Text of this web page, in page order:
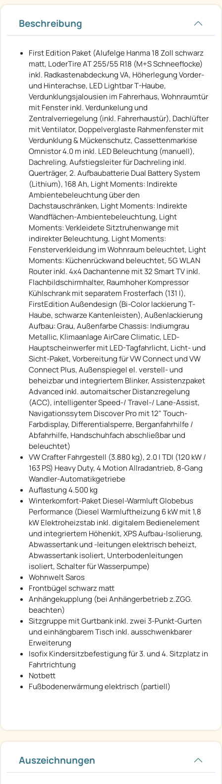
Beschreibung
First Edition Paket (Alufelge Hanma 18 Zoll schwarz
matt, LoderTire AT 255/55 R18 (M+S Schneeflocke)
inkl. Radkastenabdeckung VA, Höherlegung Vorder-
und Hinterachse, LED Lightbar T-Haube,
Verdunklungsjalousien im Fahrerhaus, Wohnraumtür
mit Fenster inkl. Verdunkelung und
Zentralverriegelung (inkl. Fahrerhaustür), Dachlüfter
mit Ventilator, Doppelverglaste Rahmenfenster mit
Verdunklung & Mückenschutz, Cassettenmarkise
Omnistor 4.0 m inkl. LED Beleuchtung (manuell),
Dachreling, Aufstiegsleiter für Dachreling inkl.
Querträger, 2. Aufbaubatterie Dual Battery System
(Lithium), 168 Ah, Light Moments: Indirekte
Ambientebeleuchtung über den
Dachstauschränken, Light Moments: Indirekte
Wandflächen-Ambientebeleuchtung, Light
Moments: Verkleidete Sitztruhenwange mit
indirekter Beleuchtung, Light Moments:
Fensterverkleidung im Wohnraum beleuchtet, Light
Moments: Küchenrückwand beleuchtet, 5G WLAN
Router inkl. 4x4 Dachantenne mit 32 Smart TV inkl.
Flachbildschirmhalter, Raumhoher Kompressor
Kühlschrank mit separatem Frosterfach (131 l),
FirstEdition Außendesign (Bi-Color lackierung T-
Haube, schwarze Kantenleisten), Außenlackierung
Aufbau: Grau, Außenfarbe Chassis: Indiumgrau
Metallic, Klimaanlage AirCare Climatic, LED-
Hauptscheinwerfer mit LED-Tagfahrlicht, Licht- und
Sicht-Paket, Vorbereitung für VW Connect und VW
Connect Plus, Außenspiegel el. verstell- und
beheizbar und integriertem Blinker, Assistenzpaket
Advanced inkl. automaitscher Distanzregelung
(ACC), intelligenter Speed-/ Travel-/ Lane-Assist,
Navigationssytem Discover Pro mit 12" Touch-
Farbdisplay, Differentialsperre, Berganfahrhilfe /
Abfahrhilfe, Handschuhfach abschließbar und
beleuchtet)
VW Crafter Fahrgestell (3.880 kg), 2.0 l TDI (120 kW /
163 PS) Heavy Duty, 4 Motion Allradantrieb, 8-Gang
Wandler-Automatikgetriebe
Auflastung 4.500 kg
Winterkomfort-Paket Diesel-Warmluft Globebus
Performance (Diesel Warmluftheizung 6 kW mit 1,8
kW Elektroheizstab inkl. digitalem Bedienelement
und integriertem Höhenkit, XPS Aufbau-Isolierung,
Abwassertank und -leitungen elektrisch beheizt,
Abwassertank isoliert, Unterbodenleitungen
isoliert, Schalter für Wasserpumpe)
Wohnwelt Saros
Frontbügel schwarz matt
Anhängekupplung (bei Anhängerbetrieb z.ZGG.
beachten)
Sitzgruppe mit Gurtbank inkl. zwei 3-Punkt-Gurten
und einhängbarem Tisch inkl. ausschwenkbarer
Erweiterung
Isofix Kindersitzbefestigung für 3. und 4. Sitzplatz in
Fahrtrichtung
Notbett
Fußbodenerwärmung elektrisch (partiell)
Auszeichnungen